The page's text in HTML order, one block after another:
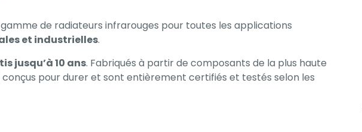
de radiateurs infrarouges pour toutes les applications
et industrielles.
jusqu’à 10 ans. Fabriqués à partir de composants de la plus haute
pour durer et sont entièrement certifiés et testés selon les